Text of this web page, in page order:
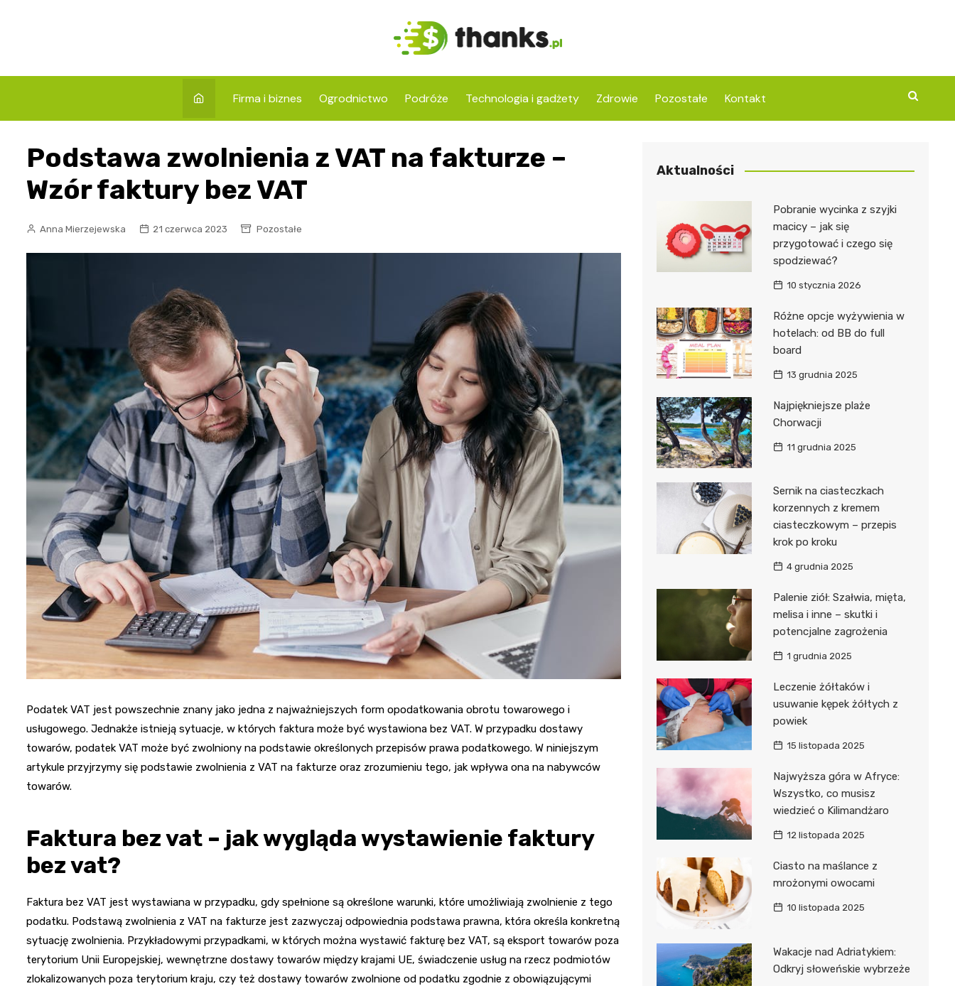
Firma i biznes Ogrodnictwo Podróże Technologia i gadżety Zdrowie Pozostałe Kontakt
Podstawa zwolnienia z VAT na fakturze –
Wzór faktury bez VAT
Anna Mierzejewska 21 czerwca 2023 Pozostałe
Podatek VAT jest powszechnie znany jako jedna z najważniejszych form opodatkowania obrotu towarowego i
usługowego. Jednakże istnieją sytuacje, w których faktura może być wystawiona bez VAT. W przypadku dostawy
towarów, podatek VAT może być zwolniony na podstawie określonych przepisów prawa podatkowego. W niniejszym
artykule przyjrzymy się podstawie zwolnienia z VAT na fakturze oraz zrozumieniu tego, jak wpływa ona na nabywców
towarów.
Faktura bez vat – jak wygląda wystawienie faktury
bez vat?
Faktura bez VAT jest wystawiana w przypadku, gdy spełnione są określone warunki, które umożliwiają zwolnienie z tego
podatku. Podstawą zwolnienia z VAT na fakturze jest zazwyczaj odpowiednia podstawa prawna, która określa konkretną
sytuację zwolnienia. Przykładowymi przypadkami, w których można wystawić fakturę bez VAT, są eksport towarów poza
terytorium Unii Europejskiej, wewnętrzne dostawy towarów między krajami UE, świadczenie usług na rzecz podmiotów
zlokalizowanych poza terytorium kraju, czy też dostawy towarów zwolnione od podatku zgodnie z obowiązującymi
Aktualności
Pobranie wycinka z szyjki
macicy – jak się
przygotować i czego się
spodziewać?
10 stycznia 2026
Różne opcje wyżywienia w
hotelach: od BB do full
board
13 grudnia 2025
Najpiękniejsze plaże
Chorwacji
11 grudnia 2025
Sernik na ciasteczkach
korzennych z kremem
ciasteczkowym – przepis
krok po kroku
4 grudnia 2025
Palenie ziół: Szałwia, mięta,
melisa i inne – skutki i
potencjalne zagrożenia
1 grudnia 2025
Leczenie żółtaków i
usuwanie kępek żółtych z
powiek
15 listopada 2025
Najwyższa góra w Afryce:
Wszystko, co musisz
wiedzieć o Kilimandżaro
12 listopada 2025
Ciasto na maślance z
mrożonymi owocami
10 listopada 2025
Wakacje nad Adriatykiem:
Odkryj słoweńskie wybrzeże